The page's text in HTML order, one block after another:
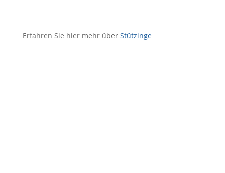
Erfahren Sie hier mehr über Stützinge